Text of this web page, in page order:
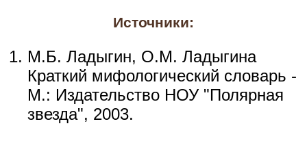
Источники:
М.Б. Ладыгин, О.М. Ладыгина
Краткий мифологический словарь -
М.: Издательство НОУ "Полярная
звезда", 2003.